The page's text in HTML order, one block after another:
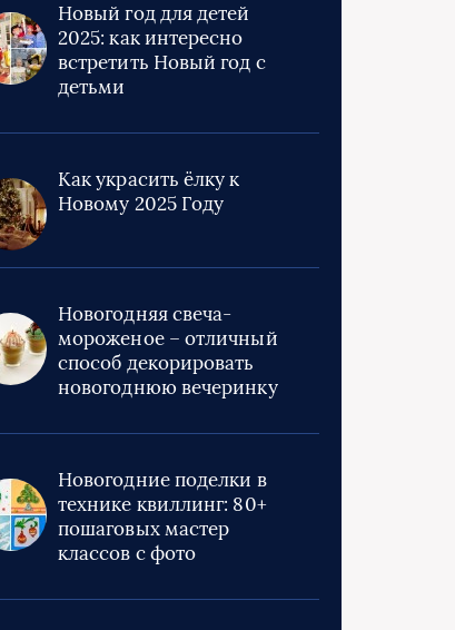
Новый год для детей
2025: как интересно
встретить Новый год с
детьми
Как украсить ёлку к
Новому 2025 Году
Новогодняя свеча-
мороженое – отличный
способ декорировать
новогоднюю вечеринку
Новогодние поделки в
технике квиллинг: 80+
пошаговых мастер
классов с фото